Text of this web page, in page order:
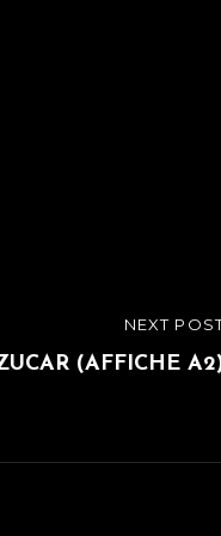
NEXT
(AFFICHE